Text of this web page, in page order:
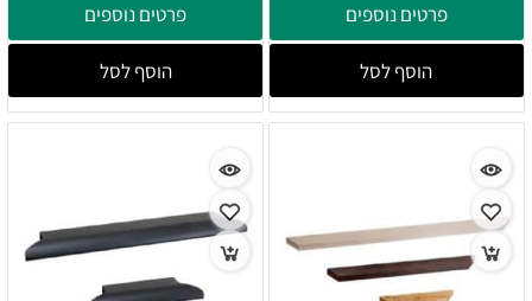
פרטים נוספים
הוסף לסל
פרטים נוספים
הוסף לסל